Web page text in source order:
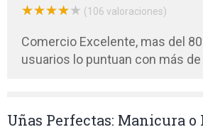
★★★★★
★★★★★ (106 valoraciones)
Comercio Excelente, mas del
usuarios lo puntuan con más
Uñas Perfectas: Manicura o